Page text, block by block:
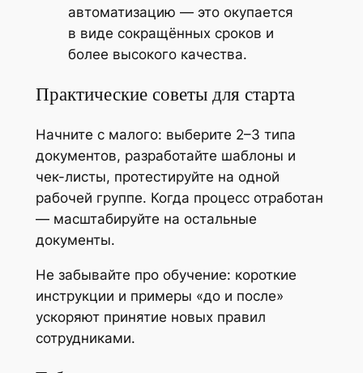
автоматизацию — это окупается
в виде сокращённых сроков и
более высокого качества.
Практические советы для старта
Начните с малого: выберите 2–3 типа
документов, разработайте шаблоны и
чек-листы, протестируйте на одной
рабочей группе. Когда процесс отработан
— масштабируйте на остальные
документы.
Не забывайте про обучение: короткие
инструкции и примеры «до и после»
ускоряют принятие новых правил
сотрудниками.